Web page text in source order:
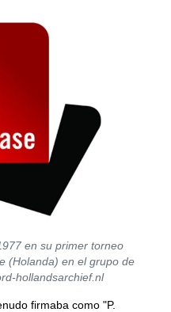
en su primer torneo
(Holanda) en el grupo de
hollandsarchief.nl
firmaba como "P.